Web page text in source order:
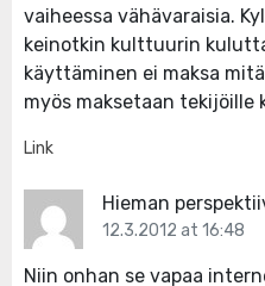
vaiheessa vähävaraisia.
keinotkin kulttuurin
käyttäminen ei maksa
myös maksetaan tekijöille
Link
Hieman
12.3.2012 at 16:48
Niin onhan se vapaa